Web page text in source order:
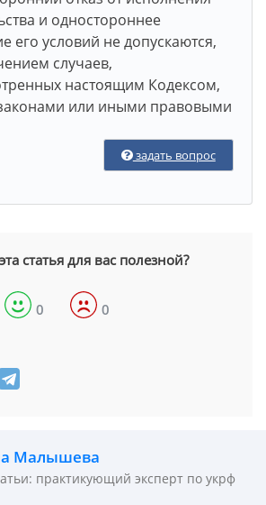
и одностороннее
его условий не допускаются,
случаев,
настоящим Кодексом,
или иными правовыми
задать вопрос
статья для вас полезной?
0 0
Малышева
практикующий эксперт по укрф